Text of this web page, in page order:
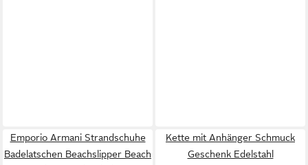
Emporio Armani Strandschuhe
Badelatschen Beachslipper Beach
Kette mit Anhänger Schmuck
Geschenk Edelstahl